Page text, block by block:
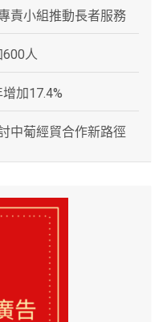
責小組推動長者服務
人
加17.4%
中葡經貿合作新路徑